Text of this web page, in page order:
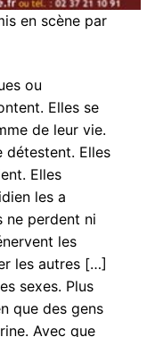
en scène par
ou
Elles se
de leur vie.
détestent. Elles
Elles
les a
ne perdent ni
les
les autres […]
sexes. Plus
que des gens
Avec que